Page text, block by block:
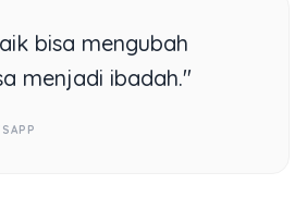
bisa mengubah
menjadi ibadah."